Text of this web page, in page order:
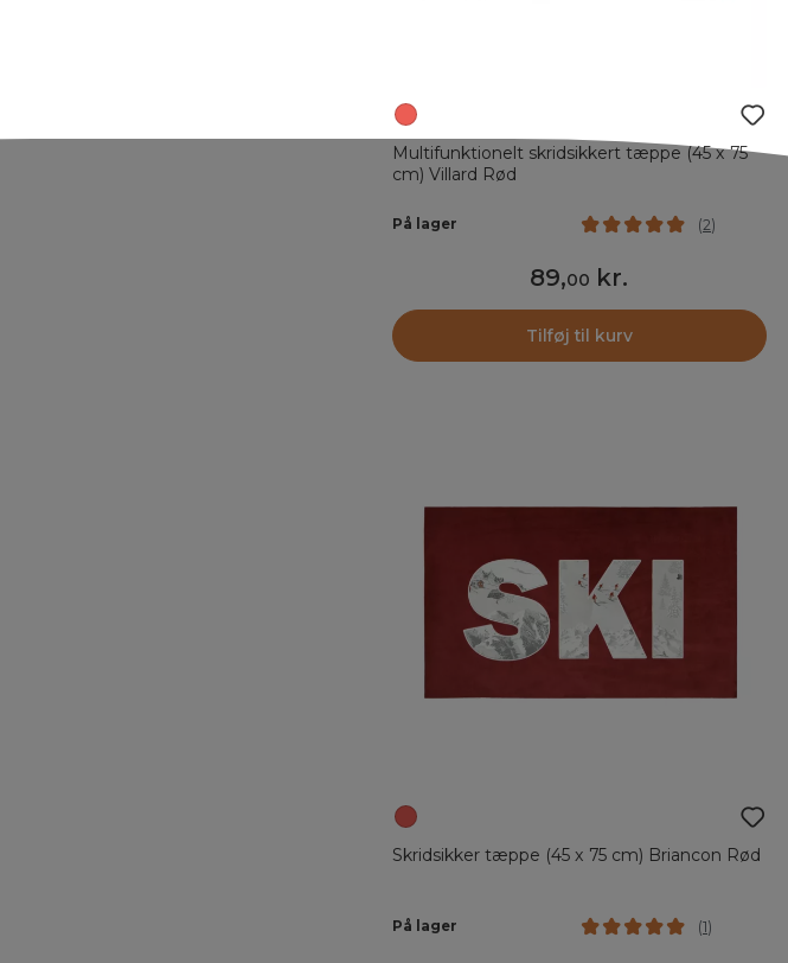
Multifunktionelt skridsikkert tæppe (45 x 75
cm) Villard Rød
På lager (2)
89,00 kr.
Tilføj til kurv
Skridsikker tæppe (45 x 75 cm) Briancon Rød
På lager (1)